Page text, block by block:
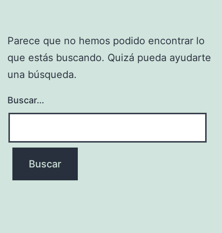
Parece que no hemos podido encontrar lo
que estás buscando. Quizá pueda ayudarte
una búsqueda.
Buscar...